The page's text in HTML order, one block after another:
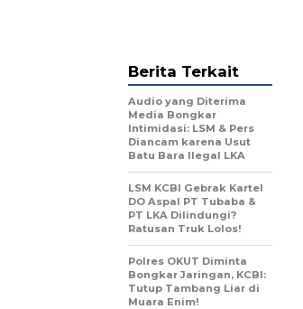
Berita Terkait
Audio yang Diterima
Media Bongkar
Intimidasi: LSM & Pers
Diancam karena Usut
Batu Bara Ilegal LKA
LSM KCBI Gebrak Kartel
DO Aspal PT Tubaba &
PT LKA Dilindungi?
Ratusan Truk Lolos!
Polres OKUT Diminta
Bongkar Jaringan, KCBI:
Tutup Tambang Liar di
Muara Enim!